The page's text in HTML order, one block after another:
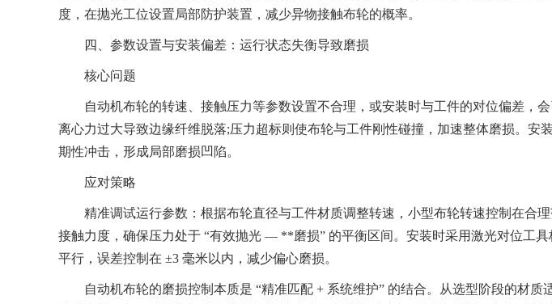
度，在抛光工位设置局部防护装置，减少异物接触布轮的概率。
四、参数设置与安装偏差：运行状态失衡导致磨损
核心问题
自动机布轮的转速、接触压力等参数设置不合理，或安装时与工件的对位偏差，会
离心力过大导致边缘纤维脱落;压力超标则使布轮与工件刚性碰撞，加速整体磨损。安
期性冲击，形成局部磨损凹陷。
应对策略
精准调试运行参数：根据布轮直径与工件材质调整转速，小型布轮转速控制在合理
接触力度，确保压力处于 “有效抛光 — **磨损” 的平衡区间。安装时采用激光对位工
平行，误差控制在 ±3 毫米以内，减少偏心磨损。
自动机布轮的磨损控制本质是 “精准匹配 + 系统维护” 的结合。从选型阶段的材质